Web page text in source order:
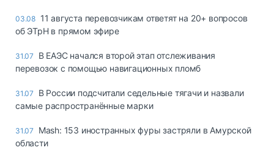
03.08 11 августа перевозчикам ответят на 20+ вопросов
об ЭТрН в прямом эфире
31.07
В ЕАЭС начался второй этап отслеживания
перевозок с помощью навигационных пломб
31.07
В России подсчитали седельные тягачи и назвали
самые распространённые марки
31.07
Mash: 153 иностранных фуры застряли в Амурской
области